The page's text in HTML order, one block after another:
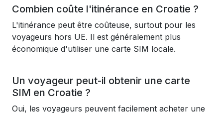
Combien coûte l'itinérance en Croatie ?
L'itinérance peut être coûteuse, surtout pour les
voyageurs hors UE. Il est généralement plus
économique d'utiliser une carte SIM locale.
Un voyageur peut-il obtenir une carte
SIM en Croatie ?
Oui, les voyageurs peuvent facilement acheter une